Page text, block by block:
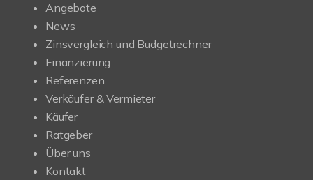
Angebote
News
Zinsvergleich und Budgetrechner
Finanzierung
Referenzen
Verkäufer & Vermieter
Käufer
Ratgeber
Über uns
Kontakt